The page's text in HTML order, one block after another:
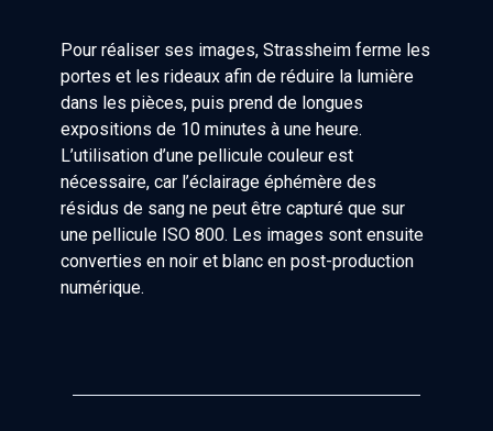
Pour réaliser ses images, Strassheim ferme les
portes et les rideaux afin de réduire la lumière
dans les pièces, puis prend de longues
expositions de 10 minutes à une heure.
L’utilisation d’une pellicule couleur est
nécessaire, car l’éclairage éphémère des
résidus de sang ne peut être capturé que sur
une pellicule ISO 800. Les images sont ensuite
converties en noir et blanc en post-production
numérique.